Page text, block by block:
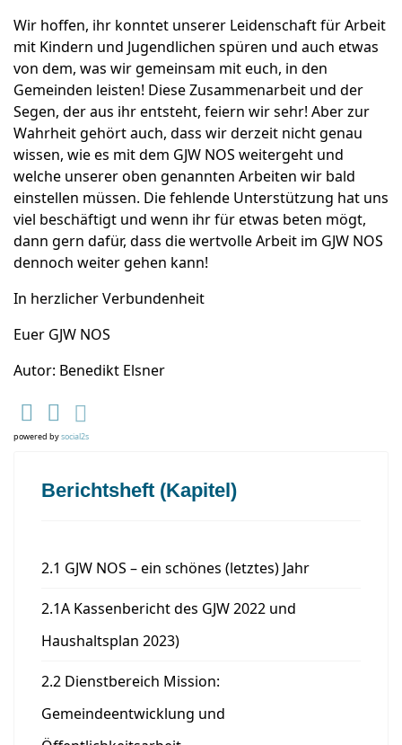
Wir hoffen, ihr konntet unserer Leidenschaft für Arbeit
mit Kindern und Jugendlichen spüren und auch etwas
von dem, was wir gemeinsam mit euch, in den
Gemeinden leisten! Diese Zusammenarbeit und der
Segen, der aus ihr entsteht, feiern wir sehr! Aber zur
Wahrheit gehört auch, dass wir derzeit nicht genau
wissen, wie es mit dem GJW NOS weitergeht und
welche unserer oben genannten Arbeiten wir bald
einstellen müssen. Die fehlende Unterstützung hat uns
viel beschäftigt und wenn ihr für etwas beten mögt,
dann gern dafür, dass die wertvolle Arbeit im GJW NOS
dennoch weiter gehen kann!
In herzlicher Verbundenheit
Euer GJW NOS
Autor: Benedikt Elsner
powered bysocial2s
Berichtsheft (Kapitel)
2.1 GJW NOS – ein schönes (letztes) Jahr
2.1A Kassenbericht des GJW 2022 und
Haushaltsplan 2023)
2.2 Dienstbereich Mission:
Gemeindeentwicklung und